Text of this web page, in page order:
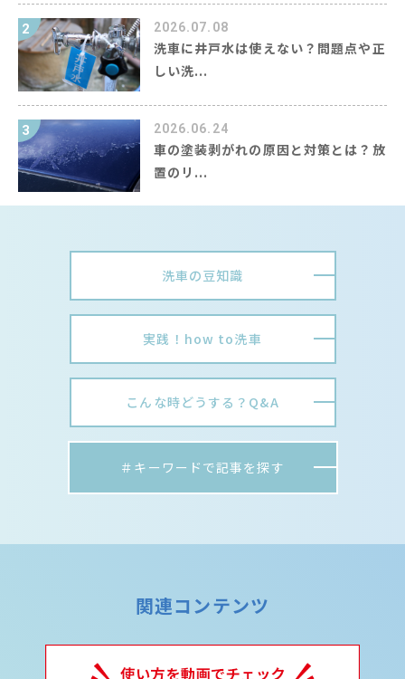
2 2026.07.08
洗車に井戸水は使えない？問題点や正
しい洗...
3 2026.06.24
車の塗装剥がれの原因と対策とは？放
置のリ...
洗車の豆知識
実践！how to洗車
こんな時どうする？Q&A
＃キーワードで記事を探す
関連コンテンツ